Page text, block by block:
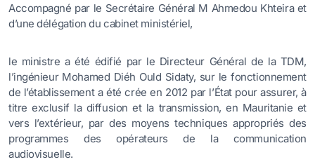
Accompagné par le Secrétaire Général M Ahmedou Khteira et
d’une délégation du cabinet ministériel,
le ministre a été édifié par le Directeur Général de la TDM,
l’ingénieur Mohamed Diéh Ould Sidaty, sur le fonctionnement
de l’établissement a été crée en 2012 par l’État pour assurer, à
titre exclusif la diffusion et la transmission, en Mauritanie et
vers l’extérieur, par des moyens techniques appropriés des
programmes des opérateurs de la communication
audiovisuelle.